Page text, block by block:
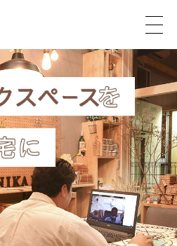
メ
ュ
ー
ボ
タ
ン